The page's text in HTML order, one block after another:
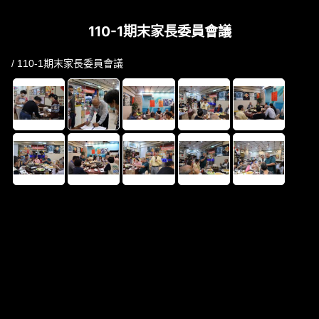
110-1期末家長委員會議
/ 110-1期末家長委員會議